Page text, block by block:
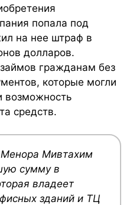
попала под
на нее штраф в
долларов.
гражданам без
которые могли
возможность
средств.
Менора Мивтахим
сумму в
владеет
зданий и ТЦ